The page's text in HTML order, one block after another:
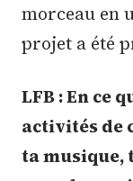
morceau en
projet a été
LFB : En ce
activités de
ta musique,